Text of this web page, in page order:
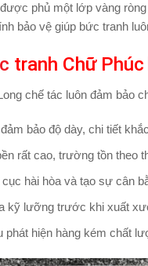
phủ một lớp vàng
bảo vệ giúp bức tranh
tranh Chữ
chế tác luôn đảm bảo
bảo độ dày, chi tiết
rất cao, trường tồn theo
hài hòa và tạo sự cân
kỹ lưỡng trước khi xuất
phát hiện hàng kém chất